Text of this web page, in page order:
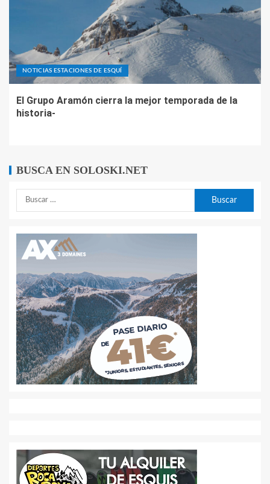
NOTICIAS ESTACIONES DE ESQUÍ
El Grupo Aramón cierra la mejor temporada de la
historia-
BUSCA EN SOLOSKI.NET